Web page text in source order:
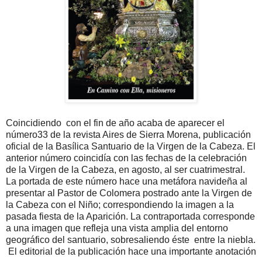
Coincidiendo con el fin de año acaba de aparecer el
número33 de la revista Aires de Sierra Morena, publicación
oficial de la Basílica Santuario de la Virgen de la Cabeza. El
anterior número coincidía con las fechas de la celebración
de la Virgen de la Cabeza, en agosto, al ser cuatrimestral.
La portada de este número hace una metáfora navideña al
presentar al Pastor de Colomera postrado ante la Virgen de
la Cabeza con el Niño; correspondiendo la imagen a la
pasada fiesta de la Aparición. La contraportada corresponde
a una imagen que refleja una vista amplia del entorno
geográfico del santuario, sobresaliendo éste entre la niebla.
El editorial de la publicación hace una importante anotación